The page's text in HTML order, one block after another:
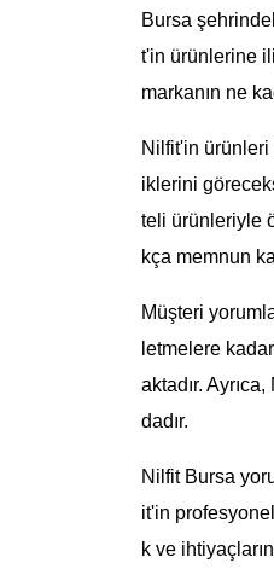
Bursa
t'in ürünlerine
markanın ne
Nilfit'in ürünleri
iklerini
teli ürünleriyle
kça memnun
Müşteri
letmelere
aktadır.
dadır.
Nilfit Bursa
it'in
k ve